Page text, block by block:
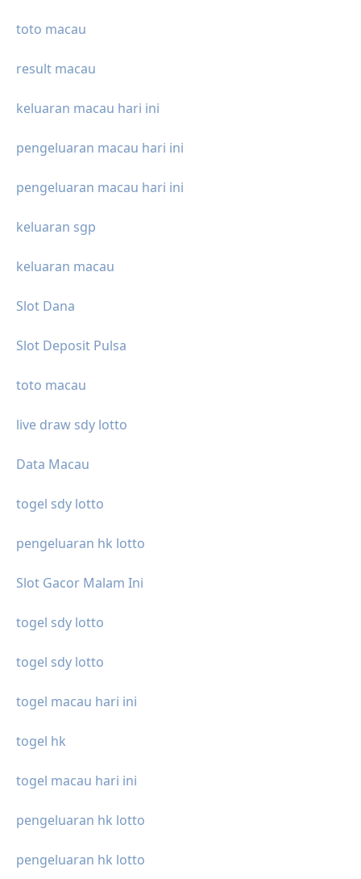
toto macau
result macau
keluaran macau hari ini
pengeluaran macau hari ini
pengeluaran macau hari ini
keluaran sgp
keluaran macau
Slot Dana
Slot Deposit Pulsa
toto macau
live draw sdy lotto
Data Macau
togel sdy lotto
pengeluaran hk lotto
Slot Gacor Malam Ini
togel sdy lotto
togel sdy lotto
togel macau hari ini
togel hk
togel macau hari ini
pengeluaran hk lotto
pengeluaran hk lotto